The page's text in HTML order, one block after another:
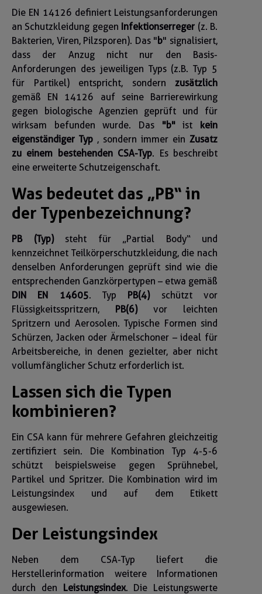
Die EN 14126 definiert Leistungsanforderungen
an Schutzkleidung gegen Infektionserreger (z. B.
Bakterien, Viren, Pilzsporen). Das "b" signalisiert,
dass der Anzug nicht nur den Basis-
Anforderungen des jeweiligen Typs (z.B. Typ 5
für Partikel) entspricht, sondern zusätzlich
gemäß EN 14126 auf seine Barrierewirkung
gegen biologische Agenzien geprüft und für
wirksam befunden wurde. Das "b"ist kein
eigenständiger Typ , sondern immer ein Zusatz
zu einem bestehenden CSA-Typ. Es beschreibt
eine erweiterte Schutzeigenschaft.
Was bedeutet das „PB“ in
der Typenbezeichnung?
PB (Typ)steht für „Partial Body“ und
kennzeichnet Teilkörperschutzkleidung, die nach
denselben Anforderungen geprüft sind wie die
entsprechenden Ganzkörpertypen – etwa gemäß
DIN EN 14605. Typ PB(4)schützt vor
Flüssigkeitsspritzern, PB(6) vor leichten
Spritzern und Aerosolen. Typische Formen sind
Schürzen, Jacken oder Ärmelschoner – ideal für
Arbeitsbereiche, in denen gezielter, aber nicht
vollumfänglicher Schutz erforderlich ist.
Lassen sich die Typen
kombinieren?
Ein CSA kann für mehrere Gefahren gleichzeitig
zertifiziert sein. Die Kombination Typ 4-5-6
schützt beispielsweise gegen Sprühnebel,
Partikel und Spritzer. Die Kombination wird im
Leistungsindex und auf dem Etikett
ausgewiesen.
Der Leistungsindex
Neben dem CSA-Typ liefert die
Herstellerinformation weitere Informationen
durch den Leistungsindex. Die Leistungswerte